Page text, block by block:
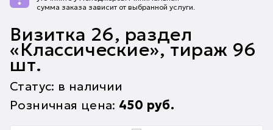
сумма заказа зависит от выбранной услуги.
Визитка 26, раздел
«Классические», тираж 96
шт.
Статус: в наличии
Розничная цена: 450 руб.